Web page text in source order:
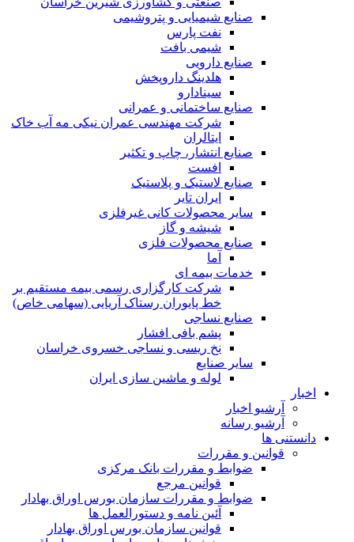
صنایع شیمیایی و پتروشیمی
نفت پارس
شیمی بافت
صنایع دارویی
هلدینگ داروپخش
سینادارو
صنایع ساختمانی و عمرانی
شرکت مهندسی عمران نیکی مه آب خاک
ایتالران
صنایع انتشار، چاپ و تکثير
افست
صنایع لاستیک و پلاستیک
ایران تایر
ساير محصولات كانی غيرفلزی
شیشه و گاز
صنایع محصولات فلزی
آما
خدمات بیمه ای
شرکت کارگزاری رسمی بیمه مستقیم بر
خط پایوران رستاک آریایی (سهامی خاص)
صنایع نساجی
پشم بافی افشار
نخ ریسی و نساجی خسروی خراسان
سایر صنایع
لوله و ماشین سازی ایران
اخبار
آرشیو اخبار
آرشیو رسانه
دانستنی ها
قوانین و مقررات
ضوابط و مقررات بانک مرکزی
قوانين مرجع
ضوابط و مقررات سازمان بورس اوراق بهادار
آئین نامه و دستورالعمل ها
قوانین سازمان بورس اوراق بهادار